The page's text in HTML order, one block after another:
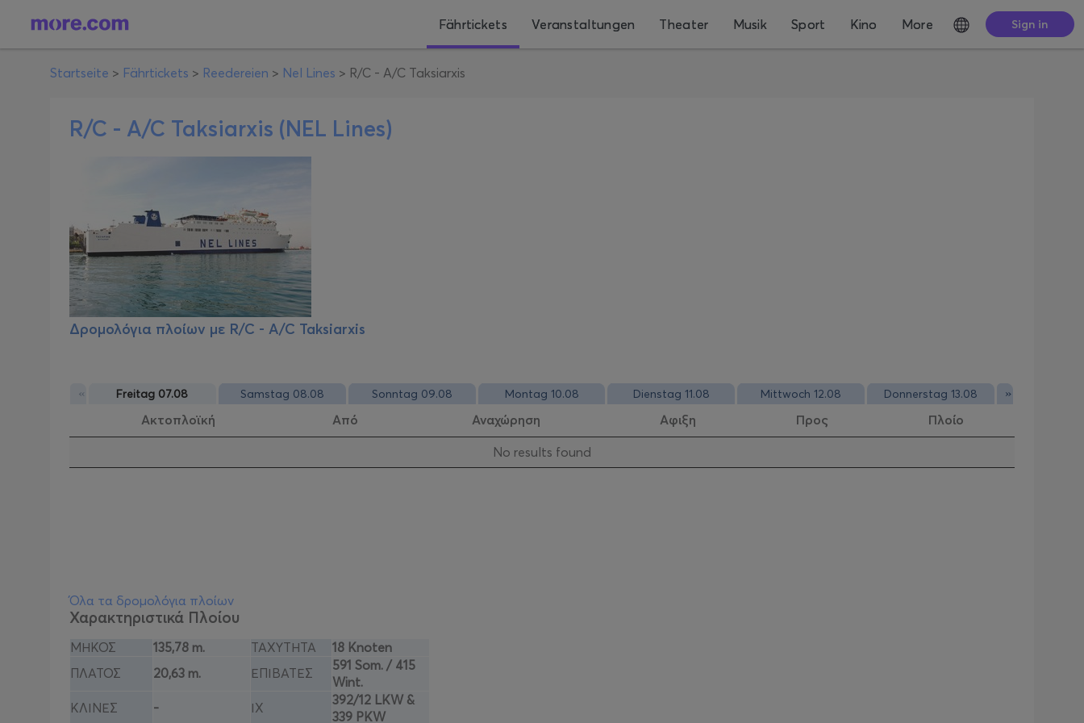
Fährtickets Veranstaltungen Theater Musik Sport Kino More Sign in
Startseite > Fährtickets > Reedereien > Nel Lines > R/C - A/C Taksiarxis
R/C - A/C Taksiarxis (NEL Lines)
Δρομολόγια πλοίων με R/C - A/C Taksiarxis
« Freitag 07.08 Samstag 08.08 Sonntag 09.08 Montag 10.08 Dienstag 11.08 Mittwoch 12.08 Donnerstag 13.08 »
Ακτοπλοϊκή Από Αναχώρηση Αφιξη Προς
Πλοίο
Νo results found
Όλα τα δρομολόγια πλοίων
Χαρακτηριστικά Πλοίου
ΜΗΚΟΣ 135,78 m. ΤΑΧΥΤΗΤΑ
18 Knoten
ΠΛΑΤΟΣ
20,63 m. ΕΠΙΒΑΤΕΣ
591 Som. / 415
Wint.
ΚΛΙΝΕΣ
- ΙΧ
392/12 LKW &
339 PKW